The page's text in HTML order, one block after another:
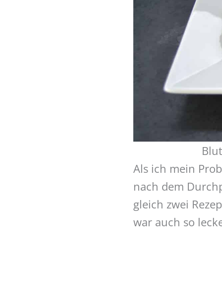
Als ich mein
nach dem
gleich zwei
war auch so